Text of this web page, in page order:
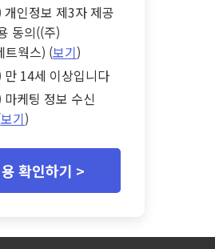
개인정보 제3자 제공
동의((주)
트웍스) (보기)
만 14세 이상입니다
마케팅 정보 수신
보기)
확인하기 >